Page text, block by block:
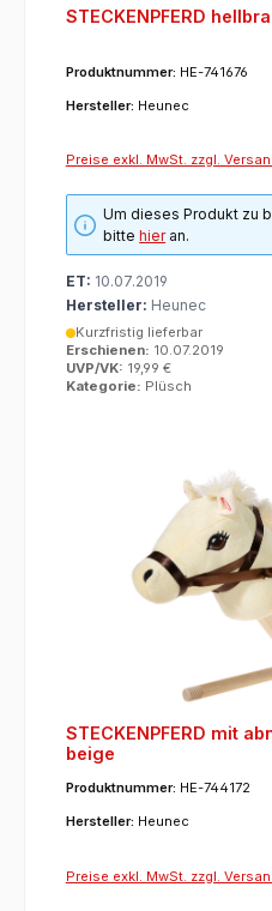
STECKENPFERD
Produktnummer: HE-741676
Hersteller: Heunec
Preise exkl. MwSt. zzgl.
Um dieses Produkt zu
bittehieran.
ET: 10.07.2019
Hersteller: Heunec
Kurzfristig lieferbar
Erschienen: 10.07.2019
UVP/VK: 19,99 €
Kategorie: Plüsch
STECKENPFERD mit
beige
Produktnummer: HE-744172
Hersteller: Heunec
Preise exkl. MwSt. zzgl.